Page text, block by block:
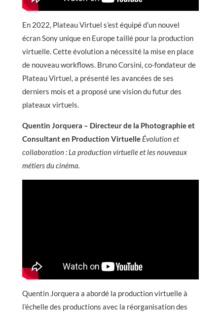
En 2022, Plateau Virtuel s’est équipé d’un nouvel
écran Sony unique en Europe taillé pour la production
virtuelle. Cette évolution a nécessité la mise en place
de nouveau workflows. Bruno Corsini, co-fondateur de
Plateau Virtuel, a présenté les avancées de ses
derniers mois et a proposé une vision du futur des
plateaux virtuels.
Quentin Jorquera – Directeur de la Photographie et
Consultant en Production Virtuelle Évolution et
collaboration : La production virtuelle et les nouveaux
métiers du cinéma.
Quentin Jorquera a abordé la production virtuelle à
l’échelle des productions avec la réorganisation des